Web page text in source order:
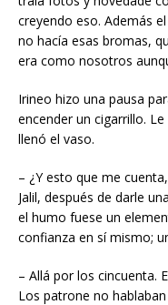
creyendo eso. Además
no hacía esas bromas,
era como nosotros
Irineo hizo una pausa
encender un cigarrillo.
llenó el vaso.
– ¿Y esto que me
Jalil, después de darle
el humo fuese un
confianza en sí mismo;
– Allá por los cincuenta.
Los patrone no